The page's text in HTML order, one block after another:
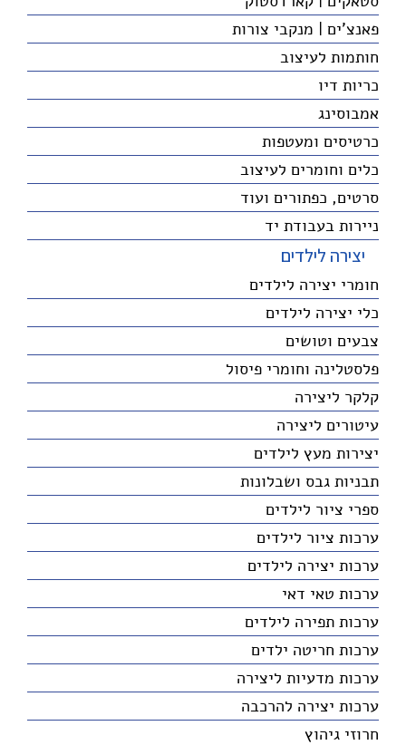
פאנצ'ים | מנקבי צורות
חותמות לעיצוב
כריות דיו
אמבוסינג
כרטיסים ומעטפות
כלים וחומרים לעיצוב
סרטים, כפתורים ועוד
ניירות בעבודת יד
יצירה לילדים
חומרי יצירה לילדים
כלי יצירה לילדים
צבעים וטושים
פלסטלינה וחומרי פיסול
קלקר ליצירה
עיטורים ליצירה
יצירות מעץ לילדים
תבניות גבס ושבלונות
ספרי ציור לילדים
ערכות ציור לילדים
ערכות יצירה לילדים
ערכות טאי דאי
ערכות תפירה לילדים
ערכות חריטה ילדים
ערכות מדעיות ליצירה
ערכות יצירה להרכבה
חרוזי גיהוץ